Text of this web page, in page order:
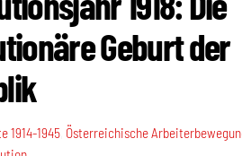
Geburt der
1914-1945, Österreichische